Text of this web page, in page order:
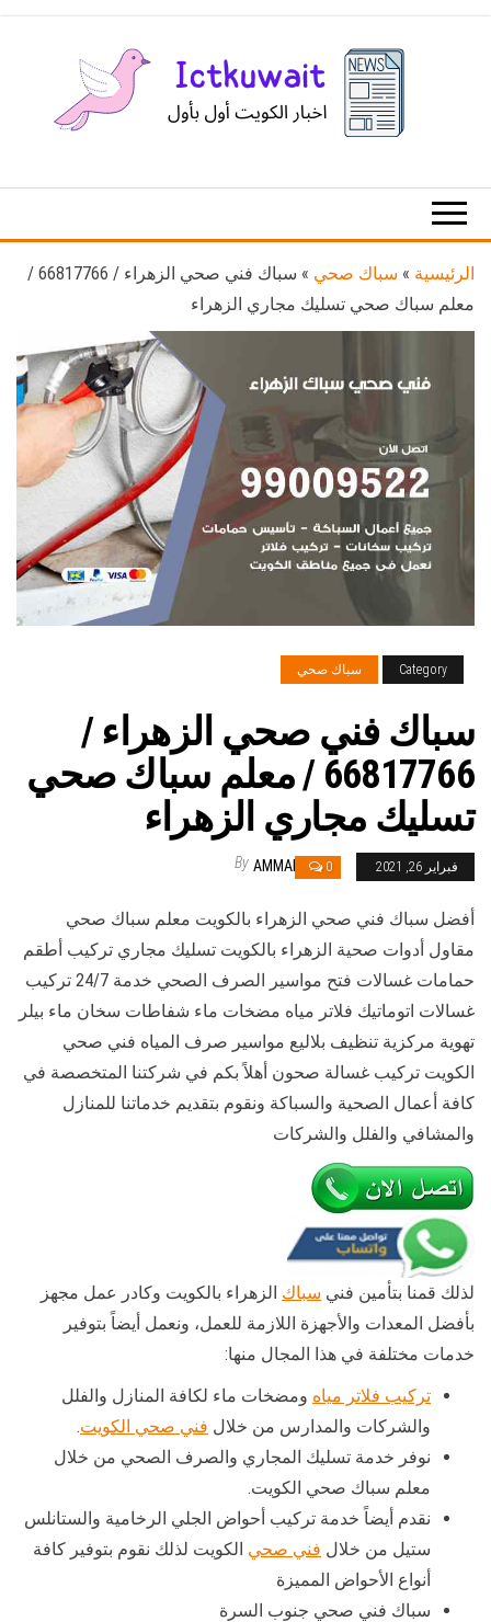
الكويت
الرئيسية » سباك صحي »
سباك فني صحي الزهراء / 66817766 /
معلم سباك صحي تسليك مجاري الزهراء
Category سباك صحي
سباك فني صحي الزهراء /
66817766 / معلم سباك صحي
تسليك مجاري الزهراء
فبراير 26, 2021 0
By AMMAR
أفضل سباك فني صحي الزهراء بالكويت معلم سباك صحي
مقاول أدوات صحية الزهراء بالكويت تسليك مجاري تركيب أطقم
حمامات غسالات فتح مواسير الصرف الصحي خدمة 24/7 تركيب
غسالات اتوماتيك فلاتر مياه مضخات ماء شفاطات سخان ماء بيلر
تهوية مركزية تنظيف بلاليع مواسير صرف المياه فني صحي
الكويت تركيب غسالة صحون أهلاً بكم في شركتنا المتخصصة في
كافة أعمال الصحية والسباكة ونقوم بتقديم خدماتنا للمنازل
والمشافي والفلل والشركات
لذلك قمنا بتأمين فني سباك الزهراء بالكويت وكادر عمل مجهز
بأفضل المعدات والأجهزة اللازمة للعمل، ونعمل أيضاً بتوفير
خدمات مختلفة في هذا المجال منها:
تركيب فلاتر مياه ومضخات ماء لكافة المنازل والفلل
والشركات والمدارس من خلال فني صحي الكويت.
نوفر خدمة تسليك المجاري والصرف الصحي من خلال
معلم سباك صحي الكويت.
نقدم أيضاً خدمة تركيب أحواض الجلي الرخامية والستانلس
ستيل من خلال فني صحي الكويت لذلك نقوم بتوفير كافة
أنواع الأحواض المميزة
سباك فني صحي جنوب السرة